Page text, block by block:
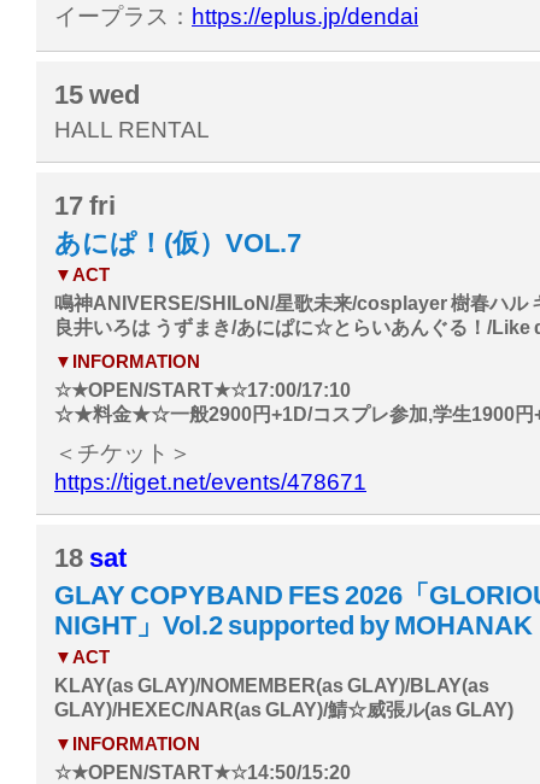
イープラス： https://eplus.jp/dendai
15 wed
HALL RENTAL
17 fri
あにぱ！(仮）VOL.7
▼ACT
鳴神ANIVERSE/SHILoN/星歌未来/cosplayer 樹春ハル
良井いろは うずまき/あにぱに☆とらいあんぐる！/Like
▼INFORMATION
☆★OPEN/START★☆17:00/17:10
☆★料金★☆一般2900円+1D/コスプレ参加,学生1900円
＜チケット＞
https://tiget.net/events/478671
18 sat
GLAY COPYBAND FES 2026「
NIGHT」Vol.2 supported by MOHANAK
▼ACT
KLAY(as GLAY)/NOMEMBER(as GLAY)/BLAY(as
GLAY)/HEXEC/NAR(as GLAY)/鯖☆威張ル(as GLAY)
▼INFORMATION
☆★OPEN/START★☆14:50/15:20